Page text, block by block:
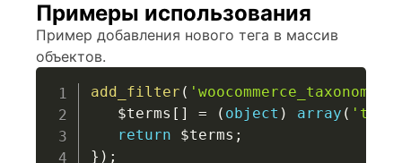
Примеры использования
Пример добавления нового тега в массив
объектов.
add_filter (
$terms [ ] = ( object ) array (
return
$terms ;
} ) ;